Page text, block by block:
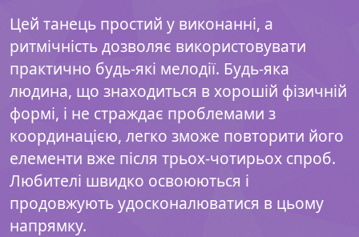
Цей танець простий у виконанні, а
ритмічність дозволяє використовувати
практично будь-які мелодії. Будь-яка
людина, що знаходиться в хорошій фізичній
формі, і не страждає проблемами з
координацією, легко зможе повторити його
елементи вже після трьох-чотирьох спроб.
Любителі швидко освоюються і
продовжують удосконалюватися в цьому
напрямку.